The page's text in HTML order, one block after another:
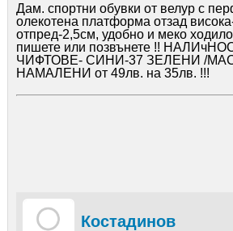
Дам. спортни обувки от велур с
олекотена платформа отзад
отпред-2,5см, удобно и меко
пишете или позвънете !!
ЧИФТОВЕ- СИНИ-37 ЗЕЛЕНИ /
НАМАЛЕНИ от 49лв. на 35лв. !!!
Костадинов